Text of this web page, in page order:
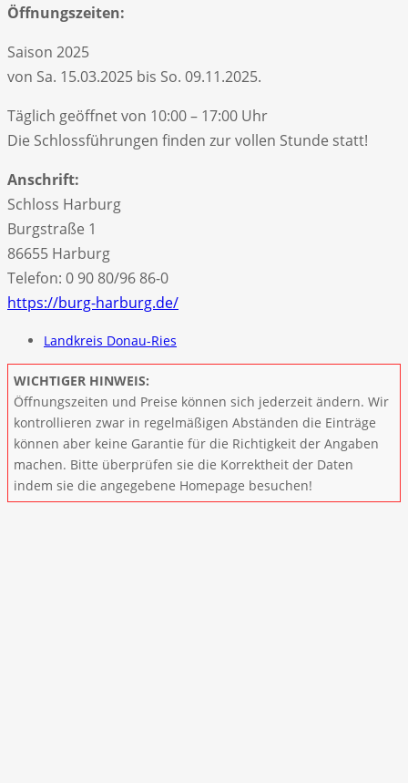
Öffnungszeiten:
Saison 2025
von Sa. 15.03.2025 bis So. 09.11.2025.
Täglich geöffnet von 10:00 – 17:00 Uhr
Die Schlossführungen finden zur vollen Stunde statt!
Anschrift:
Schloss Harburg
Burgstraße 1
86655 Harburg
Telefon: 0 90 80/96 86-0
https://burg-harburg.de/
Landkreis Donau-Ries
WICHTIGER HINWEIS:
Öffnungszeiten und Preise können sich jederzeit ändern. Wir
kontrollieren zwar in regelmäßigen Abständen die Einträge
können aber keine Garantie für die Richtigkeit der Angaben
machen. Bitte überprüfen sie die Korrektheit der Daten
indem sie die angegebene Homepage besuchen!